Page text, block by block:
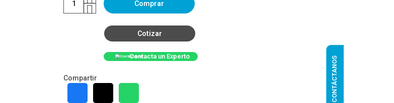
Comprar
Cotizar
Contacta un Experto
Compartir CONTÁCTANOS